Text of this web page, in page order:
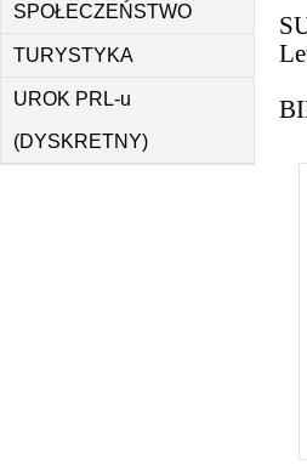
SPOŁECZEŃSTWO
TURYSTYKA
UROK PRL-u
(DYSKRETNY)